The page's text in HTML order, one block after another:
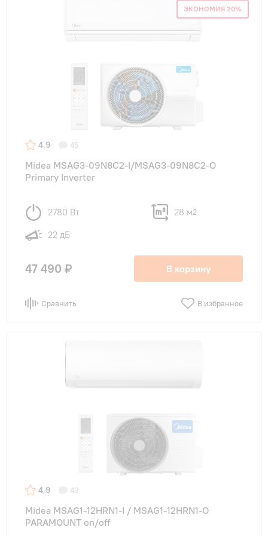
ЭКОНОМИЯ 20%
4.9 45
Midea MSAG3-09N8C2-I/MSAG3-09N8C2-O
Primary Inverter
2780 Вт 28 м2
22 дБ
47 490 ₽ В корзину
Сравнить В избранное
4,9 43
Midea MSAG1-12HRN1-I / MSAG1-12HRN1-O
PARAMOUNT on/off